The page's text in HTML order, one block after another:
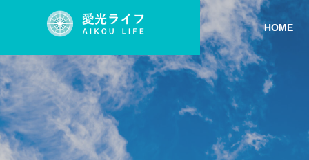
HOME
産業用太陽光発電システム 産業
会社概要
PROFILE